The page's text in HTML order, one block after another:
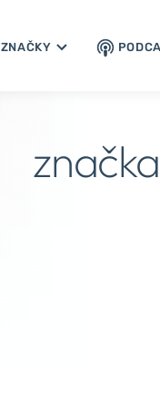
ZNAČKY